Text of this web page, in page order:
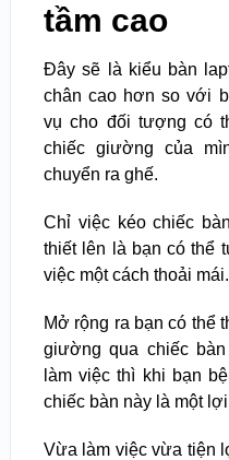
tầm cao
Đây sẽ là kiểu bàn
chân cao hơn so với
vụ cho đối tượng có
chiếc giường của
chuyển ra ghế.
Chỉ việc kéo chiếc
thiết lên là bạn có thể
việc một cách thoải mái.
Mở rộng ra bạn có thể
giường qua chiếc
làm việc thì khi bạn
chiếc bàn này là một
Vừa làm việc vừa tiện